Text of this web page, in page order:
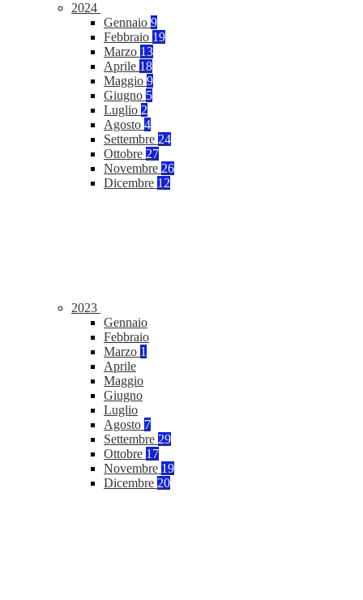
2024
Gennaio 9
Febbraio 19
Marzo 13
Aprile 18
Maggio 9
Giugno 5
Luglio 2
Agosto 4
Settembre 24
Ottobre 27
Novembre 26
Dicembre 12
2023
Gennaio
Febbraio
Marzo 1
Aprile
Maggio
Giugno
Luglio
Agosto 7
Settembre 29
Ottobre 17
Novembre 19
Dicembre 20